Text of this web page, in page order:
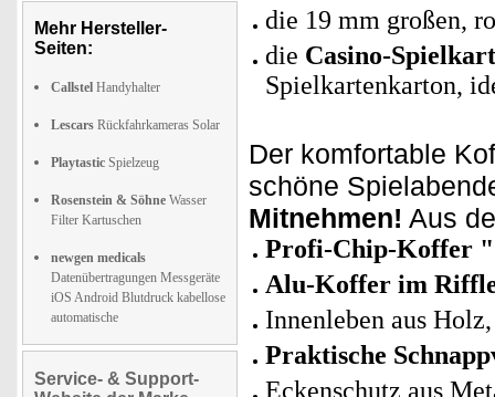
Mehr Hersteller-
Seiten:
Callstel Handyhalter
Lescars Rückfahrkameras Solar
Playtastic Spielzeug
Rosenstein & Söhne Wasser
Filter Kartuschen
newgen medicals
Datenübertragungen Messgeräte
iOS Android Blutdruck kabellose
automatische
Service- & Support-
die 19 mm großen,
die Casino-
Spielkartenkarton,
Der komfortable
schöne
Mitnehmen! Aus
Profi-Chip-Koffer
Alu-Koffer im
Innenleben aus
Praktische
Eckenschutz aus